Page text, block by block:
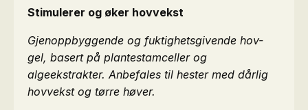
Stimulerer og øker hovvekst
Gjenoppbyggende og fuktighetsgivende hov-
gel, basert på plantestamceller og
algeekstrakter. Anbefales til hester med dårlig
hovvekst og tørre høver.